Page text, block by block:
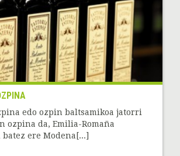
edo ozpin baltsamikoa jatorri
ozpina da, Emilia-Romaña
batez ere Modena[...]